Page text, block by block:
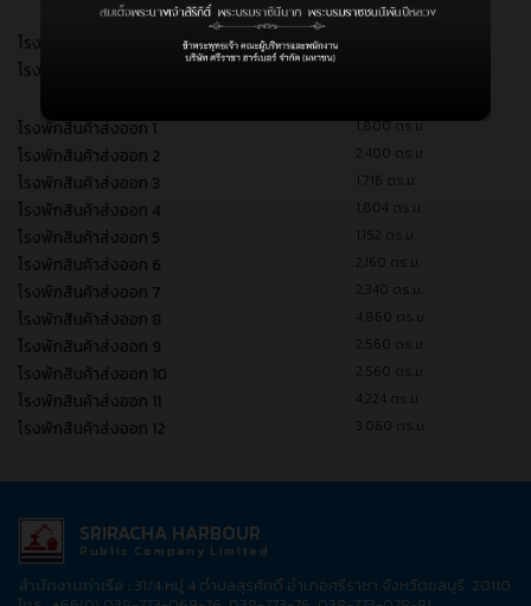
โรงพักสินค้านำเข้า 1
โรงพักสินค้านำเข้า 2
โรงพักสินค้าส่งออก 1 1,800 ตร.ม.
โรงพักสินค้าส่งออก 2 2,400 ตร.ม.
โรงพักสินค้าส่งออก 3 1,716 ตร.ม.
โรงพักสินค้าส่งออก 4 1,804 ตร.ม.
โรงพักสินค้าส่งออก 5 1,152 ตร.ม.
โรงพักสินค้าส่งออก 6 2,160 ตร.ม.
โรงพักสินค้าส่งออก 7 2,340 ตร.ม.
โรงพักสินค้าส่งออก 8 4,860 ตร.ม.
โรงพักสินค้าส่งออก 9 2,560 ตร.ม.
โรงพักสินค้าส่งออก 10 2,560 ตร.ม.
โรงพักสินค้าส่งออก 11 4,224 ตร.ม.
โรงพักสินค้าส่งออก 12 3,060 ตร.ม.
SRIRACHA HARBOUR
Public Company Limited
31/4 หมู่ 4 ตำบลสุรศักดิ์ อำเภอศรีราชา จังหวัดชลบุรี 20110